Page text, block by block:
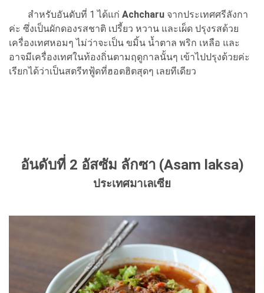
สำหรับอันดับที่ 1 ได้แก่ Achcharu จากประเทศศรีลังกา
ค่ะ ซึ่งเป็นผักดองรสชาติ เปรี้ยว หวาน และเผ็ด ปรุงรสด้วย
เครื่องเทศหอมๆ ไม่ว่าจะเป็น ขมิ้น น้ำตาล พริก เหลือ และ
อาจมีเครื่องเทศในท้องถิ่นตามฤดูกาลนั้นๆ เข้าไปปรุงด้วยค่ะ
เรียกได้ว่าเป็นสตรีทฟู้ดที่ฮอตฮิตสุดๆ เลยทีเดียว
อันดับที่ 2 อัสซัม ลักซา (Asam laksa)
ประเทศมาเลเซีย